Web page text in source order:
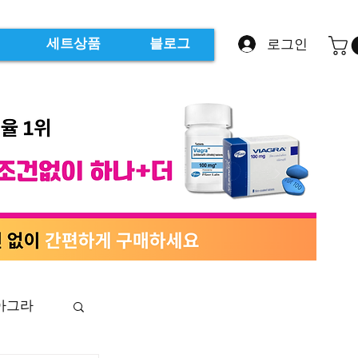
세트상품 블로그 로그인
그라